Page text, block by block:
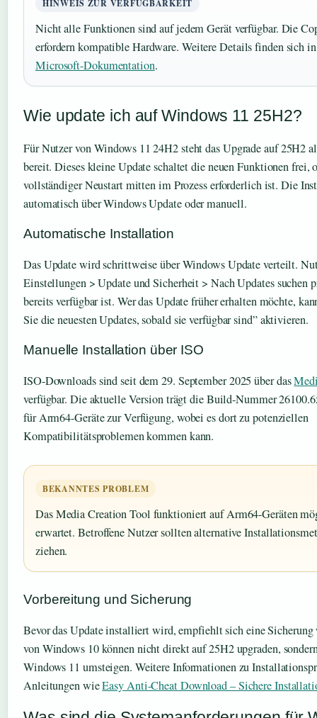
HINWEIS ZUR VERFÜGBARKEIT
Nicht alle Funktionen sind auf jedem Gerät verfügbar. Die
erfordern kompatible Hardware. Weitere Details finden sich
Microsoft-Dokumentation.
Wie update ich auf Windows 11 25H2?
Für Nutzer von Windows 11 24H2 steht das Upgrade auf 25H2
bereit. Dieses kleine Update schaltet die neuen Funktionen frei,
vollständiger Neustart mitten im Prozess erforderlich ist. Die
automatisch über Windows Update oder manuell.
Automatische Installation
Das Update wird schrittweise über Windows Update verteilt.
Einstellungen > Update und Sicherheit > Nach Updates suchen
bereits verfügbar ist. Wer das Update früher erhalten möchte,
Sie die neuesten Updates, sobald sie verfügbar sind” aktivieren.
Manuelle Installation über ISO
ISO-Downloads sind seit dem 29. September 2025 über das
verfügbar. Die aktuelle Version trägt die Build-Nummer
für Arm64-Geräte zur Verfügung, wobei es dort zu potenziellen
Kompatibilitätsproblemen kommen kann.
BEKANNTES PROBLEM
Das Media Creation Tool funktioniert auf Arm64-Geräten
erwartet. Betroffene Nutzer sollten alternative
ziehen.
Vorbereitung und Sicherung
Bevor das Update installiert wird, empfiehlt sich eine
von Windows 10 können nicht direkt auf 25H2 upgraden,
Windows 11 umsteigen. Weitere Informationen zu
Anleitungen wieEasy Anti-Cheat Download – Sichere